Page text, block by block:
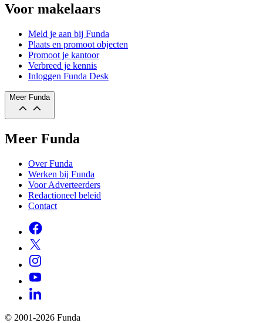
Voor makelaars
Meld je aan bij Funda
Plaats en promoot objecten
Promoot je kantoor
Verbreed je kennis
Inloggen Funda Desk
Meer Funda
Meer Funda
Over Funda
Werken bij Funda
Voor Adverteerders
Redactioneel beleid
Contact
© 2001-2026 Funda